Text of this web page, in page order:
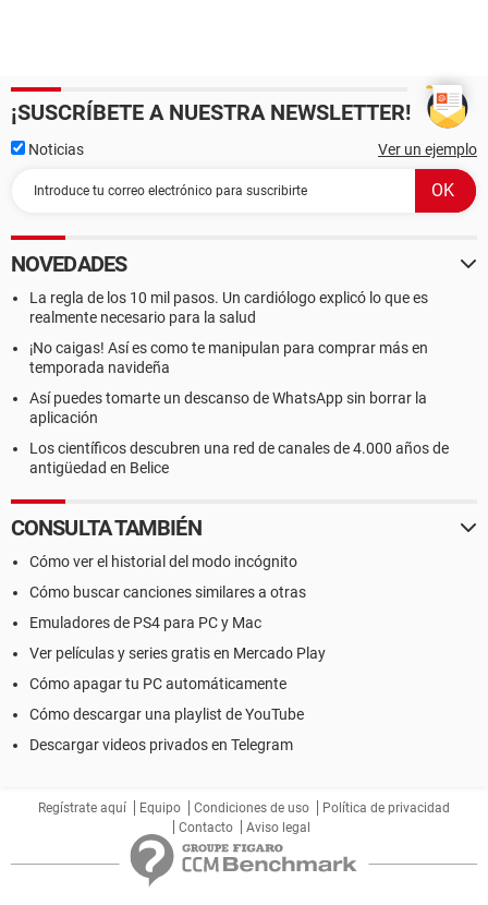
¡SUSCRÍBETE A NUESTRA NEWSLETTER!
Noticias Ver un ejemplo
NOVEDADES
La regla de los 10 mil pasos. Un cardiólogo explicó lo que es
realmente necesario para la salud
¡No caigas! Así es como te manipulan para comprar más en
temporada navideña
Así puedes tomarte un descanso de WhatsApp sin borrar la
aplicación
Los científicos descubren una red de canales de 4.000 años de
antigüedad en Belice
CONSULTA TAMBIÉN
Cómo ver el historial del modo incógnito
Cómo buscar canciones similares a otras
Emuladores de PS4 para PC y Mac
Ver películas y series gratis en Mercado Play
Cómo apagar tu PC automáticamente
Cómo descargar una playlist de YouTube
Descargar videos privados en Telegram
Regístrate aquí Equipo Condiciones de uso
Política de privacidad
Contacto
Aviso legal